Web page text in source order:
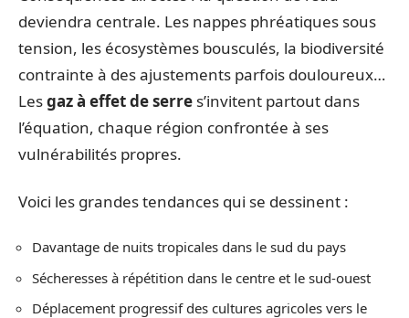
deviendra centrale. Les nappes phréatiques sous
tension, les écosystèmes bousculés, la biodiversité
contrainte à des ajustements parfois douloureux…
Lesgaz à effet de serre s’invitent partout dans
l’équation, chaque région confrontée à ses
vulnérabilités propres.
Voici les grandes tendances qui se dessinent :
Davantage de nuits tropicales dans le sud du pays
Sécheresses à répétition dans le centre et le sud-ouest
Déplacement progressif des cultures agricoles vers le